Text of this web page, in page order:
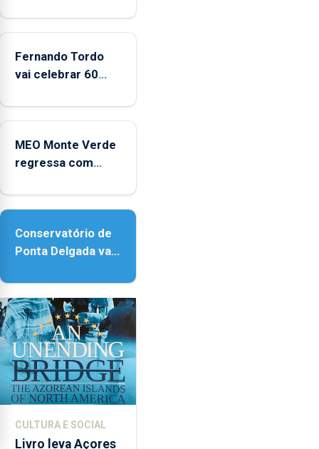
da
entre
2022
2025
Fernando Tordo
vai celebrar 60
no Coliseu
MEO Monte Verde
regressa com
acessibilidade
Conservatório de
Ponta Delgada vai
instrumentos
CULTURA E SOCIAL
Livro leva Açores